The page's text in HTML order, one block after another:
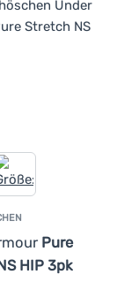
Pure
HIP 3pk